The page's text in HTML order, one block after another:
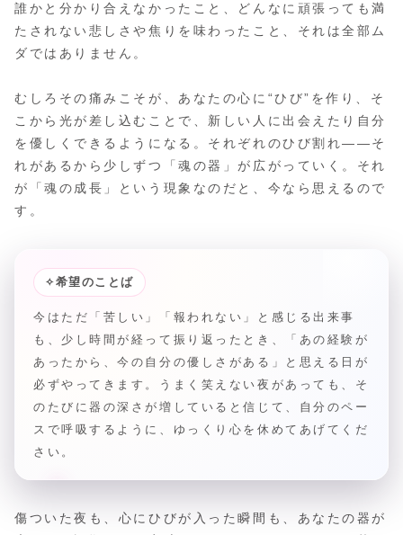
誰かと分かり合えなかったこと、どんなに頑張っても満
たされない悲しさや焦りを味わったこと、それは全部ム
ダではありません。
むしろその痛みこそが、あなたの心に“ひび”を作り、そ
こから光が差し込むことで、新しい人に出会えたり自分
を優しくできるようになる。それぞれのひび割れ――そ
れがあるから少しずつ「魂の器」が広がっていく。それ
が「魂の成長」という現象なのだと、今なら思えるので
す。
✧希望のことば
今はただ「苦しい」「報われない」と感じる出来事
も、少し時間が経って振り返ったとき、「あの経験が
あったから、今の自分の優しさがある」と思える日が
必ずやってきます。うまく笑えない夜があっても、そ
のたびに器の深さが増していると信じて、自分のペー
スで呼吸するように、ゆっくり心を休めてあげてくだ
さい。
傷ついた夜も、心にひびが入った瞬間も、あなたの器が